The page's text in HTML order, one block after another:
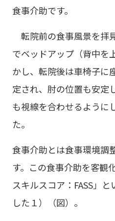
食事介助です。
転院前の食事風景を拝
でベッドアップ（背中を
かし、転院後は車椅子に
定され、肘の位置も安定
も視線を合わせるように
た。
食事介助とは食事環境調
す。この食事介助を客観
スキルスコア：FASS」
した１）（図）。